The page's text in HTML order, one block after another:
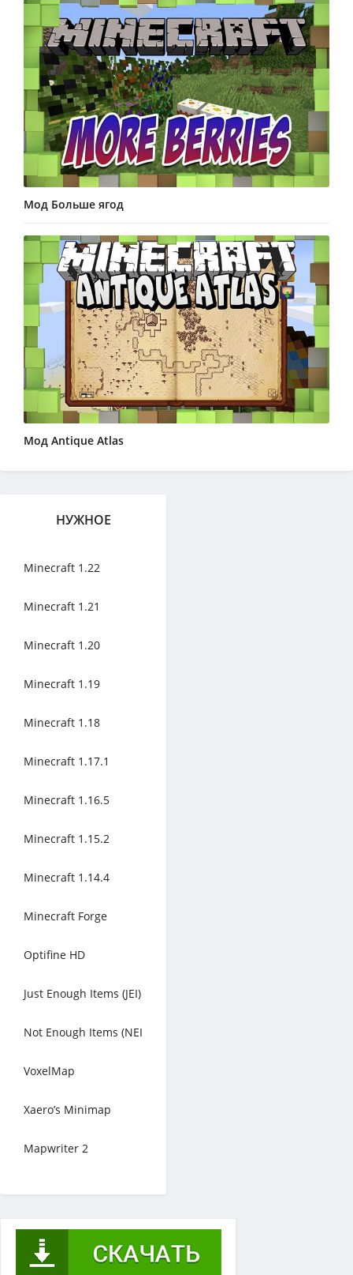
Мод Больше ягод
Мод Antique Atlas
НУЖНОЕ
Minecraft 1.22
Minecraft 1.21
Minecraft 1.20
Minecraft 1.19
Minecraft 1.18
Minecraft 1.17.1
Minecraft 1.16.5
Minecraft 1.15.2
Minecraft 1.14.4
Minecraft Forge
Optifine HD
Just Enough Items (JEI)
Not Enough Items (NEI
VoxelMap
Xaero’s Minimap
Mapwriter 2